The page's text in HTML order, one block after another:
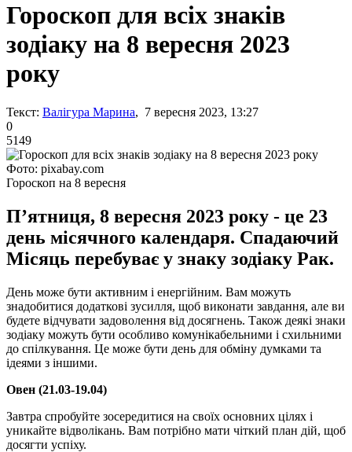
Гороскоп для всіх знаків
зодіаку на 8 вересня 2023
року
Текст: Валігура Марина, 7 вересня 2023, 13:27
0
5149
Фото: pixabay.com
Гороскоп на 8 вересня
П’ятниця, 8 вересня 2023 року - це 23
день місячного календаря. Спадаючий
Місяць перебуває у знаку зодіаку Рак.
День може бути активним і енергійним. Вам можуть
знадобитися додаткові зусилля, щоб виконати завдання, але ви
будете відчувати задоволення від досягнень. Також деякі знаки
зодіаку можуть бути особливо комунікабельними і схильними
до спілкування. Це може бути день для обміну думками та
ідеями з іншими.
Овен (21.03-19.04)
Завтра спробуйте зосередитися на своїх основних цілях і
уникайте відволікань. Вам потрібно мати чіткий план дій, щоб
досягти успіху.